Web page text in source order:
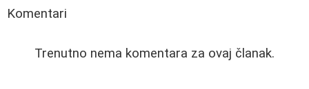
Komentari
Trenutno nema komentara za ovaj članak.